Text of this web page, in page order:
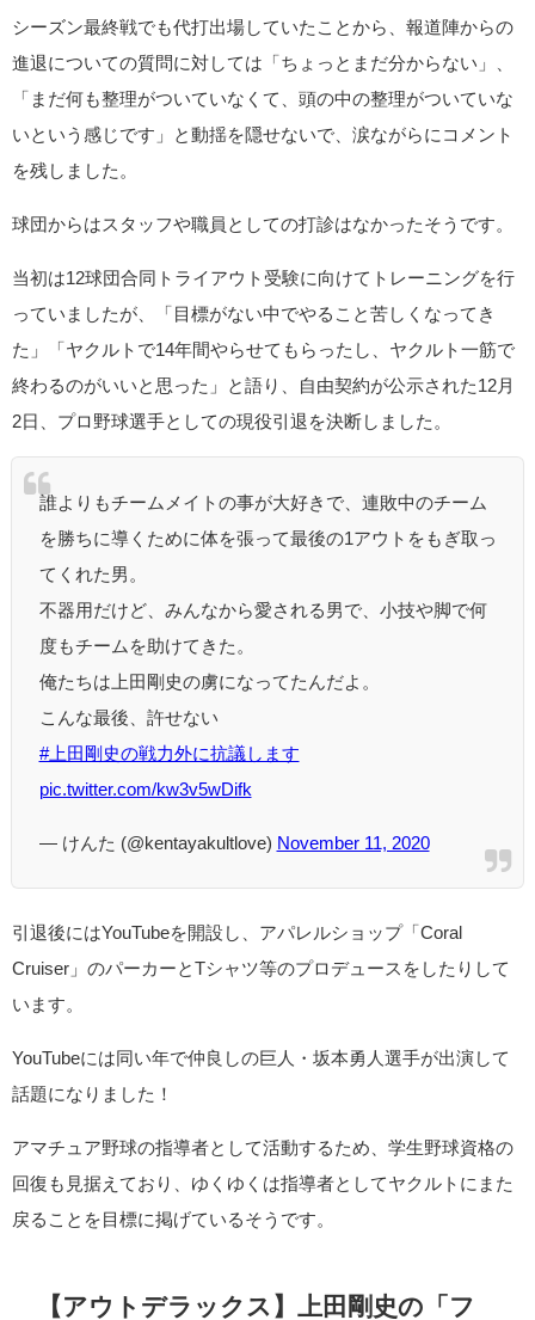
シーズン最終戦でも代打出場していたことから、報道陣からの
進退についての質問に対しては「ちょっとまだ分からない」、
「まだ何も整理がついていなくて、頭の中の整理がついていな
いという感じです」と動揺を隠せないで、涙ながらにコメント
を残しました。
球団からはスタッフや職員としての打診はなかったそうです。
当初は12球団合同トライアウト受験に向けてトレーニングを行
っていましたが、「目標がない中でやること苦しくなってき
た」「ヤクルトで14年間やらせてもらったし、ヤクルト一筋で
終わるのがいいと思った」と語り、自由契約が公示された12月
2日、プロ野球選手としての現役引退を決断しました。
誰よりもチームメイトの事が大好きで、連敗中のチーム
を勝ちに導くために体を張って最後の1アウトをもぎ取っ
てくれた男。
不器用だけど、みんなから愛される男で、小技や脚で何
度もチームを助けてきた。
俺たちは上田剛史の虜になってたんだよ。
こんな最後、許せない
#上田剛史の戦力外に抗議します
pic.twitter.com/kw3v5wDifk
— けんた (@kentayakultlove) November 11, 2020
引退後にはYouTubeを開設し、アパレルショップ「Coral
Cruiser」のパーカーとTシャツ等のプロデュースをしたりして
います。
YouTubeには同い年で仲良しの巨人・坂本勇人選手が出演して
話題になりました！
アマチュア野球の指導者として活動するため、学生野球資格の
回復も見据えており、ゆくゆくは指導者としてヤクルトにまた
戻ることを目標に掲げているそうです。
【アウトデラックス】上田剛史の「フ